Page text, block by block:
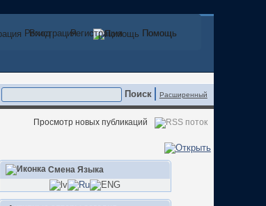
Вход Регистрация Помощь
Регистрация Помощь
Расширенный
Просмотр новых публикаций
Смена Языка